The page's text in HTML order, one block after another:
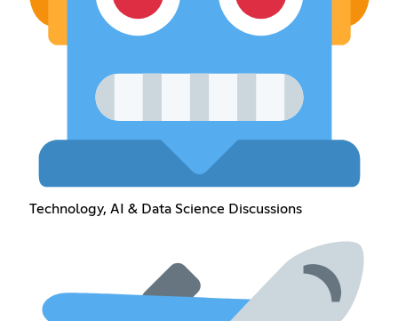
Technology, AI & Data Science Discussions